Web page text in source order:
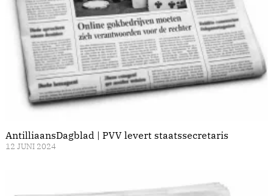
AntilliaansDagblad | PVV levert staatssecretaris
12 JUNI 2024